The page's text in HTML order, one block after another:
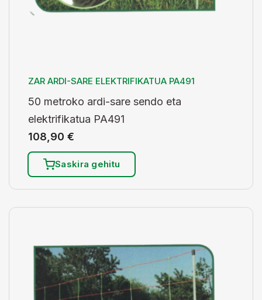
ZAR ARDI-SARE ELEKTRIFIKATUA PA491
50 metroko ardi-sare sendo eta
elektrifikatua PA491
108,90 €
Saskira gehitu